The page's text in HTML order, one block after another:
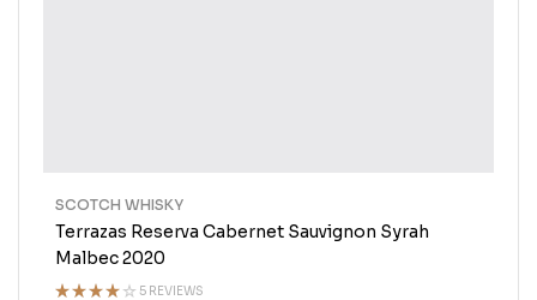
Terrazas Reserva Cabernet Sauvignon Syrah
Malbec 2020
5 REVIEWS
SCOTCH WHISKY